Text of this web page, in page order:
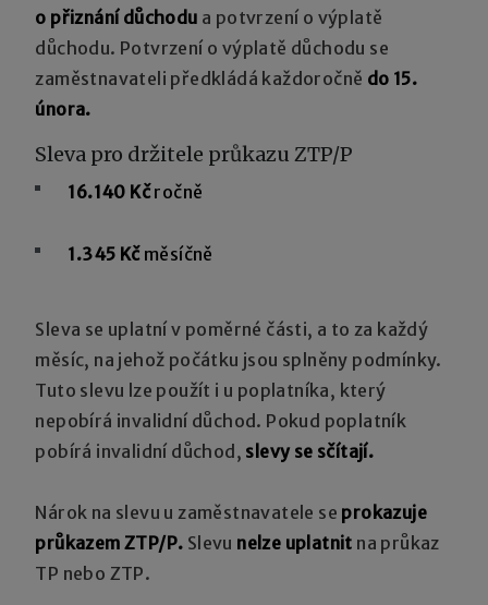
o přiznání důchodu a potvrzení o výplatě
důchodu. Potvrzení o výplatě důchodu se
zaměstnavateli předkládá každoročně do 15.
února.
Sleva pro držitele průkazu ZTP/P
16.140 Kčročně
1.345 Kč měsíčně
Sleva se uplatní v poměrné části, a to za každý
měsíc, na jehož počátku jsou splněny podmínky.
Tuto slevu lze použít i u poplatníka, který
nepobírá invalidní důchod. Pokud poplatník
pobírá invalidní důchod, slevy se sčítají.
Nárok na slevu u zaměstnavatele se prokazuje
průkazem ZTP/P. Slevu nelze uplatnit na průkaz
TP nebo ZTP.